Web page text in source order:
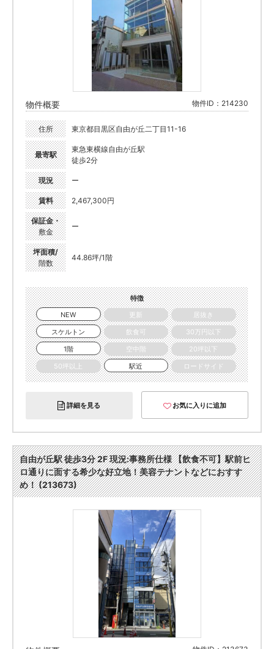
物件概要 物件ID：214230
住所 東京都目黒区自由が丘二丁目11-16
最寄駅
東急東横線自由が丘駅
徒歩2分
現況 ー
賃料 2,467,300円
保証金・
敷金
ー
坪面積/
階数
44.86坪/1階
特徴
NEW
更新
居抜き
スケルトン
飲食可
30万円以下
1階
空中階
20坪以下
50坪以上
駅近 ロードサイド
詳細を見る お気に入りに追加
自由が丘駅 徒歩3分 2F 現況:事務所仕様 【飲食不可】駅前ヒ
ロ通りに面する希少な好立地！美容テナントなどにおすす
め！ (213673)